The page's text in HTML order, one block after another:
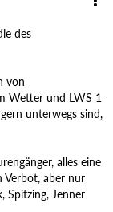
des
von
Wetter und LWS 1
unterwegs sind,
alles eine
Verbot, aber nur
Spitzing, Jenner